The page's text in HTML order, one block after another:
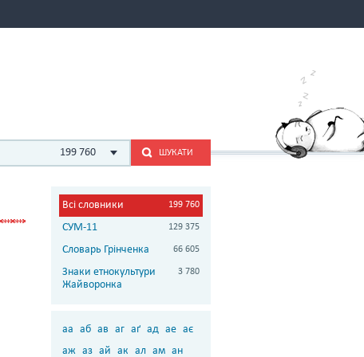
199 760 ШУКАТИ
Всі словники 199 760
СУМ-11 129 375
Словарь Грінченка 66 605
Знаки етнокультури
Жайворонка
3 780
аа аб ав аг аґ ад ае ає
аж аз ай ак ал ам ан